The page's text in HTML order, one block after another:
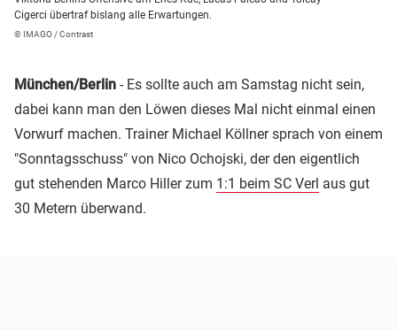
Cigerci übertraf bislang alle Erwartungen.
© IMAGO / Contrast
München/Berlin - Es sollte auch am Samstag nicht sein,
dabei kann man den Löwen dieses Mal nicht einmal einen
Vorwurf machen. Trainer Michael Köllner sprach von einem
"Sonntagsschuss" von Nico Ochojski, der den eigentlich
gut stehenden Marco Hiller zum 1:1 beim SC Verl aus gut
30 Metern überwand.